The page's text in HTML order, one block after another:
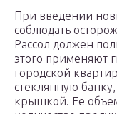
При введении
соблюдать
Рассол должен
этого применяют
городской
стеклянную
крышкой. Ее